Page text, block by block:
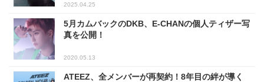
2025.04.25
5月カムバックのDKB、E-CHANの個人ティザー写
真を公開！
2020.05.13
ATEEZ、全メンバーが再契約！8年目の絆が導く